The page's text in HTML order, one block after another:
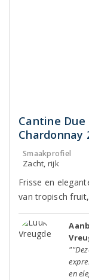
Cantine
Chardonnay
Smaakprofiel
Zacht, rijk
Frisse en
van tropisch
en